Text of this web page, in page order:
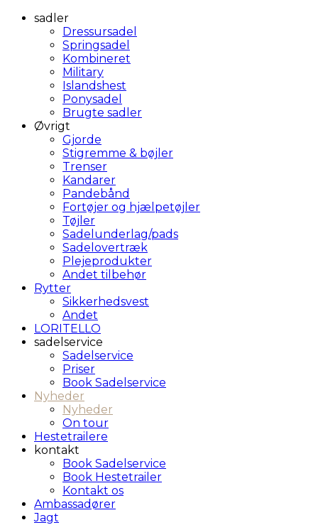
sadler
Dressursadel
Springsadel
Kombineret
Military
Islandshest
Ponysadel
Brugte sadler
Øvrigt
Gjorde
Stigremme & bøjler
Trenser
Kandarer
Pandebånd
Fortøjer og hjælpetøjler
Tøjler
Sadelunderlag/pads
Sadelovertræk
Plejeprodukter
Andet tilbehør
Rytter
Sikkerhedsvest
Andet
LORITELLO
sadelservice
Sadelservice
Priser
Book Sadelservice
Nyheder
Nyheder
On tour
Hestetrailere
kontakt
Book Sadelservice
Book Hestetrailer
Kontakt os
Ambassadører
Jagt